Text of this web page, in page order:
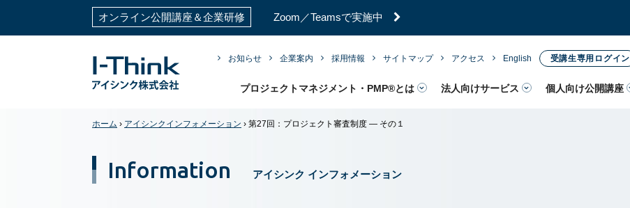
PMP®試験対策講座 2026年7月新試験に対応！高合格率のPMP®試験対策講座
お知らせ 企業案内 採用情報 サイトマップ アクセス English 受講生専用ログイン
プロジェクトマネジメント・PMP®とは 法人向けサービス 個人向け公開講座
Information アイシンク インフォメーション
ホーム › アイシンクインフォメーション › 第27回：プロジェクト審査制度 ― その１